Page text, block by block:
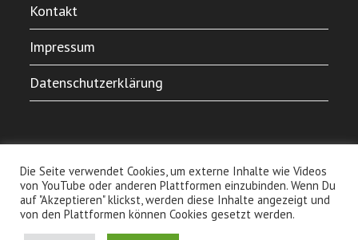
Kontakt
Impressum
Datenschutzerklärung
Home Kontakt Impressum
Die Seite verwendet Cookies, um externe Inhalte wie Videos
von YouTube oder anderen Plattformen einzubinden. Wenn Du
auf "Akzeptieren" klickst, werden diese Inhalte angezeigt und
von den Plattformen können Cookies gesetzt werden.